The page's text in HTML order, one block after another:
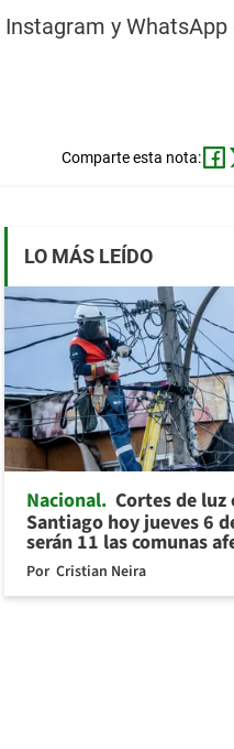
y WhatsApp
Comparte esta nota:
LO MÁS LEÍDO
Nacional Cortes de luz
Santiago hoy jueves 6
serán 11 las comunas
Por Cristian Neira